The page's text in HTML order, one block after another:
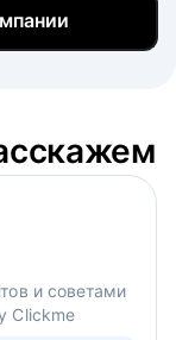
и советами
Clickme